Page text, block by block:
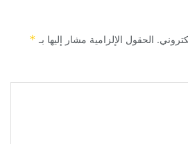
الحقول الإلزامية مشار إليها بـ *